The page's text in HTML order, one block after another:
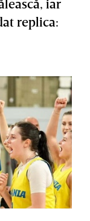
iar
replica: